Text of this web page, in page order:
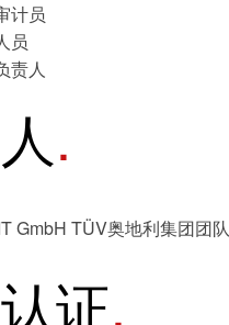
计员
员
责人
GmbH TÜV奥地利集团团队
证